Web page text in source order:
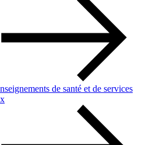
de santé et de services